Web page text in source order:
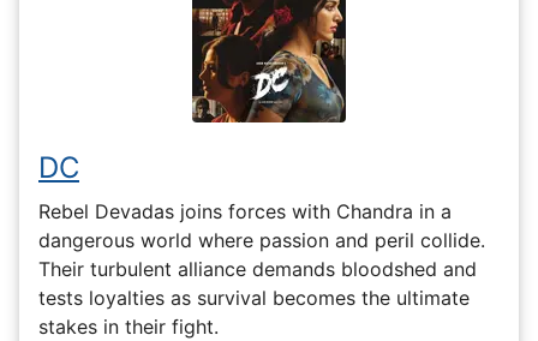
DC
Rebel Devadas joins forces with Chandra in a
dangerous world where passion and peril collide.
Their turbulent alliance demands bloodshed and
tests loyalties as survival becomes the ultimate
stakes in their fight.